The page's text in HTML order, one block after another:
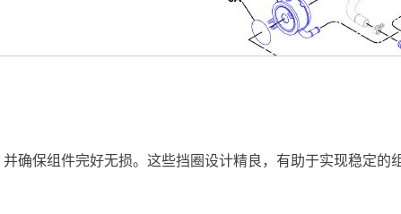
确保组件完好无损。这些挡圈设计精良，有助于实现稳定